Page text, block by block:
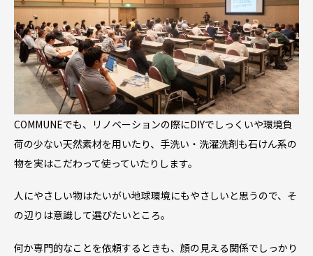
COMMUNEでも、リノベーションの際にDIYでしっくいや環境負
荷の少ない天然素材を用いたり、手洗い・洗濯洗剤も石けん系の
物を実はこだわって使っていたりします。
人にやさしい物はたいがい地球環境にもやさしいと思うので、そ
の辺りは意識して選びたいところ。
何か専門的なことを依頼するときも、顔の見える関係でしっかり